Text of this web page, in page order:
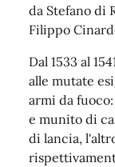
da Stefano di
Filippo
Dal 1533 al
alle mutate
armi da
e munito di
di lancia,